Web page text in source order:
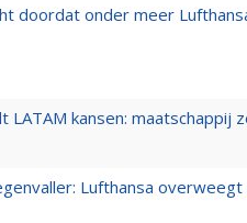
doordat onder meer
LATAM kansen: maatschappij
Lufthansa